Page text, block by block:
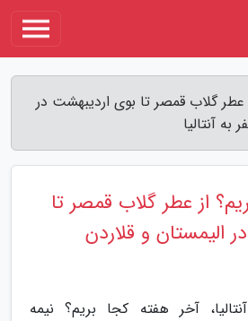
عطر گلاب قمصر تا بوی اردیبهشت در
آنتالیا
از عطر گلاب قمصر تا
الیمستان و قلاردن
آخر هفته کجا بریم؟ نیمه